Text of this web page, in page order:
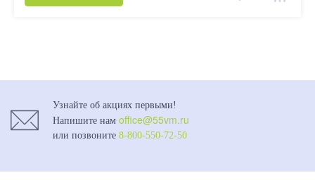
Узнайте об акциях первыми!
Напишите нам office@55vm.ru
или позвоните 8-800-550-72-50